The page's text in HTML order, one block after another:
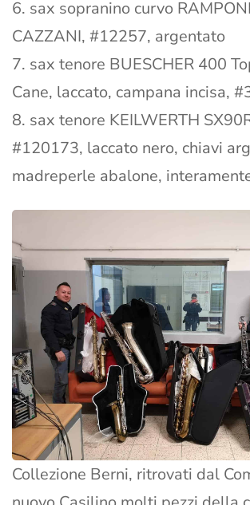
6. sax sopranino curvo
CAZZANI, #12257, argentato
7. sax tenore BUESCHER 400
Cane, laccato, campana incisa,
8. sax tenore KEILWERTH
#120173, laccato nero, chiavi
madreperle abalone,
Collezione Berni, ritrovati dal